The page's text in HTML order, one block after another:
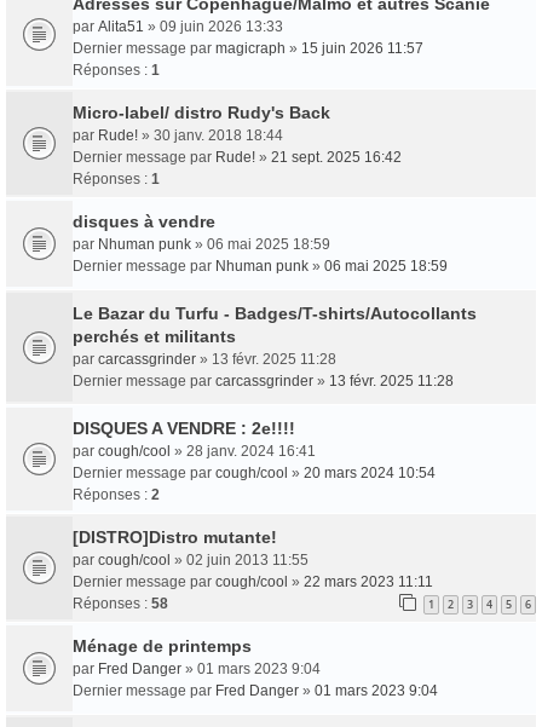
par Alita51 » 09 juin 2026 13:33
Dernier message par magicraph » 15 juin 2026 11:57
Réponses : 1
Micro-label/ distro Rudy's Back
par Rude! » 30 janv. 2018 18:44
Dernier message par Rude! » 21 sept. 2025 16:42
Réponses : 1
disques à vendre
par Nhuman punk » 06 mai 2025 18:59
Dernier message par Nhuman punk » 06 mai 2025 18:59
Le Bazar du Turfu - Badges/T-shirts/Autocollants
perchés et militants
par carcassgrinder » 13 févr. 2025 11:28
Dernier message par carcassgrinder » 13 févr. 2025 11:28
DISQUES A VENDRE : 2e!!!!
par cough/cool » 28 janv. 2024 16:41
Dernier message par cough/cool » 20 mars 2024 10:54
Réponses : 2
[DISTRO]Distro mutante!
par cough/cool » 02 juin 2013 11:55
Dernier message par cough/cool » 22 mars 2023 11:11
Réponses : 58 1 2 3 4 5 6
Ménage de printemps
par Fred Danger » 01 mars 2023 9:04
Dernier message par Fred Danger » 01 mars 2023 9:04